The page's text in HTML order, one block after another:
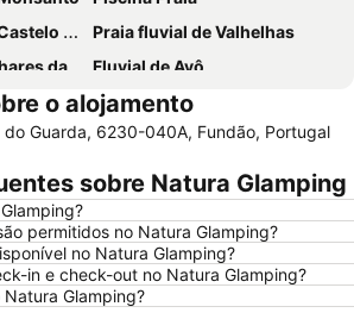
Novo
Praia fluvial de Valhelhas
da Beira
Fluvial de Avô
Parque de Campismo Curral do Negro Gouveia
a-Velha
Praia Fluvial da Meimoa
Malcata
Vila de Avô
Arco romano da Bobadela
Piscina Municipal da Covilhã
Funicular de Santo André
Castelo de Linhares da Beira
o alojamento
do Guarda, 6230-040A, Fundão, Portugal
sobre Natura Glamping
permitidos no Natura Glamping?
no Natura Glamping?
in e check-out no Natura Glamping?
Glamping?